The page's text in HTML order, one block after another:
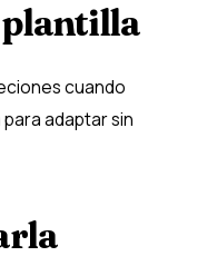
plantilla
cuando
adaptar sin